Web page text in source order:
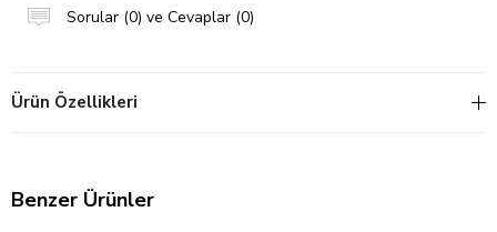
Sorular (0) ve Cevaplar (0)
Ürün Özellikleri
Benzer Ürünler